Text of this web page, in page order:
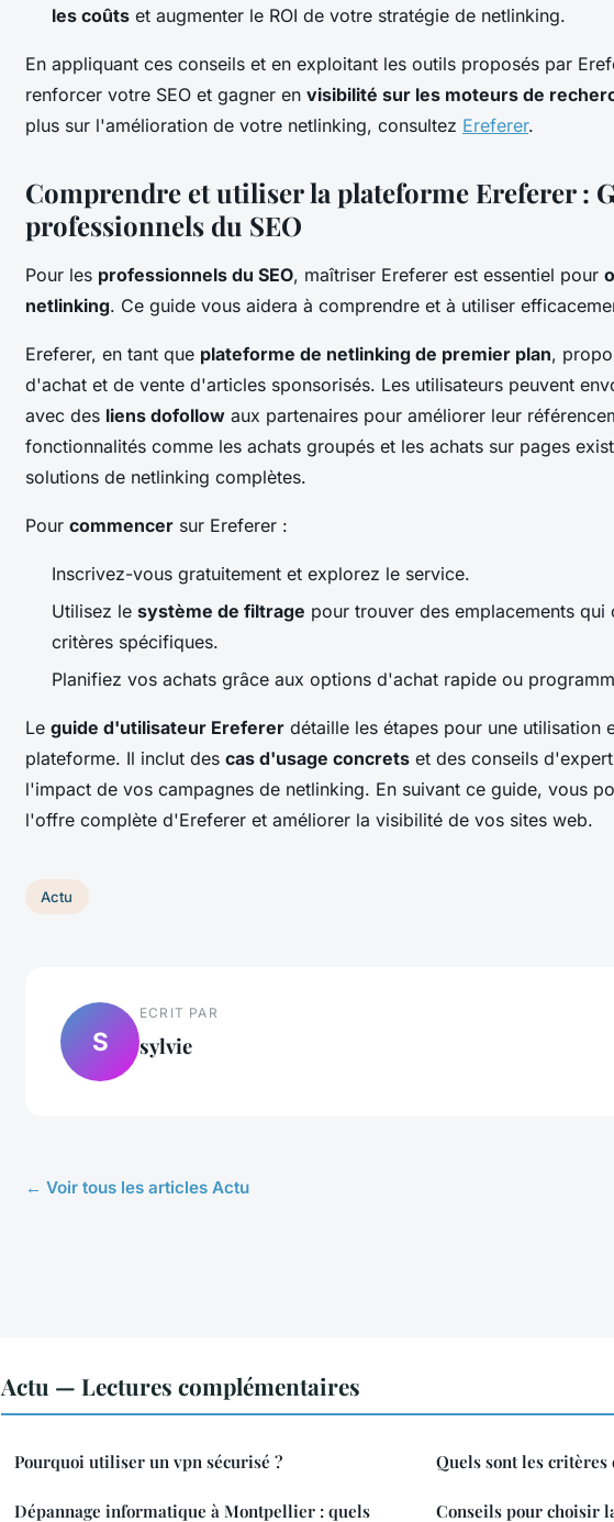
les coûts et augmenter le ROI de votre stratégie de netlinking.
En appliquant ces conseils et en exploitant les outils proposés par
renforcer votre SEO et gagner en visibilité sur les moteurs de
plus sur l'amélioration de votre netlinking, consultez Ereferer.
Comprendre et utiliser la plateforme Ereferer :
professionnels du SEO
Pour les professionnels du SEO, maîtriser Ereferer est essentiel pour
netlinking. Ce guide vous aidera à comprendre et à utiliser
Ereferer, en tant que plateforme de netlinking de premier plan,
d'achat et de vente d'articles sponsorisés. Les utilisateurs peuvent
avec des liens dofollow aux partenaires pour améliorer leur
fonctionnalités comme les achats groupés et les achats sur pages
solutions de netlinking complètes.
Pour commencer sur Ereferer :
Inscrivez-vous gratuitement et explorez le service.
Utilisez le système de filtrage pour trouver des emplacements
critères spécifiques.
Planifiez vos achats grâce aux options d'achat rapide ou
Le guide d'utilisateur Ereferer détaille les étapes pour une utilisation
plateforme. Il inclut des cas d'usage concrets et des conseils
l'impact de vos campagnes de netlinking. En suivant ce guide, vous
l'offre complète d'Ereferer et améliorer la visibilité de vos sites web.
Actu
S
ECRIT PAR
sylvie
← Voir tous les articles Actu
Actu — Lectures complémentaires
Pourquoi utiliser un vpn sécurisé ?
Dépannage informatique à Montpellier : quels
Quels sont les critères
Conseils pour choisir